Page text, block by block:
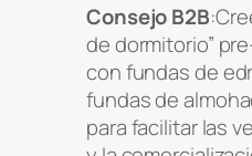
Consejo B2B
de dormitorio”
con fundas de
fundas de
para facilitar las